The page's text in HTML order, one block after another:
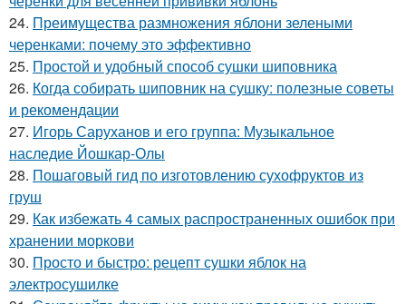
24. Преимущества размножения яблони зелеными
черенками: почему это эффективно
25. Простой и удобный способ сушки шиповника
26. Когда собирать шиповник на сушку: полезные советы
и рекомендации
27. Игорь Саруханов и его группа: Музыкальное
наследие Йошкар-Олы
28. Пошаговый гид по изготовлению сухофруктов из
груш
29. Как избежать 4 самых распространенных ошибок при
хранении моркови
30. Просто и быстро: рецепт сушки яблок на
электросушилке